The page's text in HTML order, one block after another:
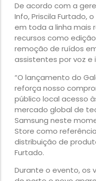
De acordo com a
Info, Priscila Furtado,
em toda a linha mais
recursos como
remoção de ruídos
assistentes por voz
“O lançamento do
reforça nosso
público local acesso
mercado global de
Samsung neste
Store como
distribuição de
Furtado.
Durante o evento, os